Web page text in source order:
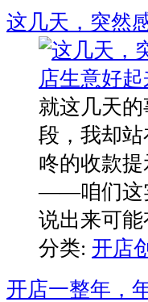
这几天，突然
就这几天
段，我却
咚的收款
——咱们这
说出来可
分类: 开店
开店一整年，